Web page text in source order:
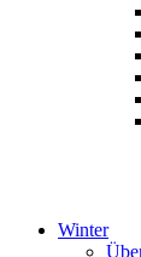
Winter